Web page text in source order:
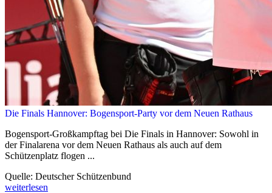
Die Finals Hannover: Bogensport-Party vor dem Neuen Rathaus
Bogensport-Großkampftag bei Die Finals in Hannover: Sowohl in
der Finalarena vor dem Neuen Rathaus als auch auf dem
Schützenplatz flogen ...
Quelle: Deutscher Schützenbund
weiterlesen